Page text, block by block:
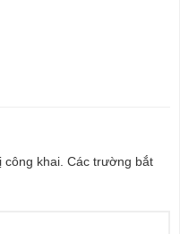
khai. Các trường bắt